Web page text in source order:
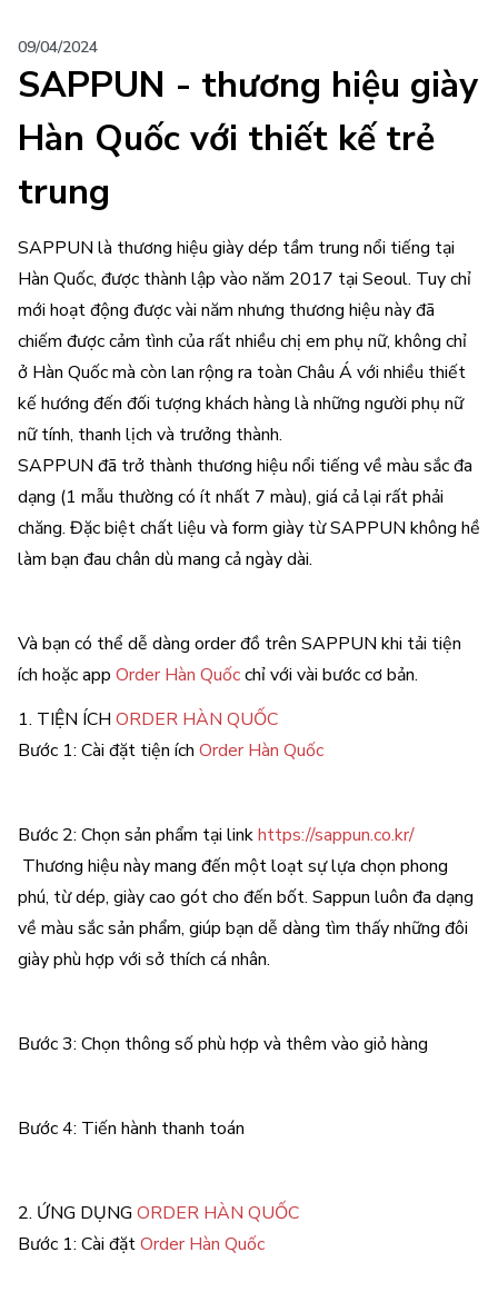
09/04/2024
SAPPUN - thương hiệu giày
Hàn Quốc với thiết kế trẻ
trung
SAPPUN là thương hiệu giày dép tầm trung nổi tiếng tại
Hàn Quốc, được thành lập vào năm 2017 tại Seoul. Tuy chỉ
mới hoạt động được vài năm nhưng thương hiệu này đã
chiếm được cảm tình của rất nhiều chị em phụ nữ, không chỉ
ở Hàn Quốc mà còn lan rộng ra toàn Châu Á với nhiều thiết
kế hướng đến đối tượng khách hàng là những người phụ nữ
nữ tính, thanh lịch và trưởng thành.
SAPPUN đã trở thành thương hiệu nổi tiếng về màu sắc đa
dạng (1 mẫu thường có ít nhất 7 màu), giá cả lại rất phải
chăng. Đặc biệt chất liệu và form giày từ SAPPUN không hề
làm bạn đau chân dù mang cả ngày dài.
Và bạn có thể dễ dàng order đồ trên SAPPUN khi tải tiện
ích hoặc app Order Hàn Quốcchỉ với vài bước cơ bản.
1. TIỆN ÍCH ORDER HÀN QUỐC
Bước 1: Cài đặt tiện ích Order Hàn Quốc
Bước 2: Chọn sản phẩm tại linkhttps://sappun.co.kr/
Thương hiệu này mang đến một loạt sự lựa chọn phong
phú, từ dép, giày cao gót cho đến bốt. Sappun luôn đa dạng
về màu sắc sản phẩm, giúp bạn dễ dàng tìm thấy những đôi
giày phù hợp với sở thích cá nhân.
Bước 3: Chọn thông số phù hợp và thêm vào giỏ hàng
Bước 4: Tiến hành thanh toán
2. ỨNG DỤNG ORDER HÀN QUỐC
Bước 1: Cài đặtOrder Hàn Quốc